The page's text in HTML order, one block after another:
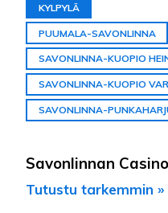
KYLPYLÄ
PUUMALA-SAVONLINNA
SAVONLINNA-KUOPIO
SAVONLINNA-KUOPIO
SAVONLINNA-
Savonlinnan Casino
Tutustu tarkemmin »